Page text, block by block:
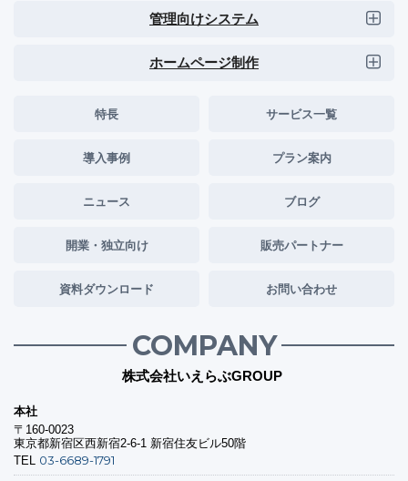
管理向けシステム
ホームページ制作
特長 サービス一覧
導入事例 プラン案内
ニュース ブログ
開業・独立向け 販売パートナー
資料ダウンロード お問い合わせ
COMPANY
株式会社いえらぶGROUP
本社
〒160-0023
東京都新宿区西新宿2-6-1 新宿住友ビル50階
TEL 03-6689-1791